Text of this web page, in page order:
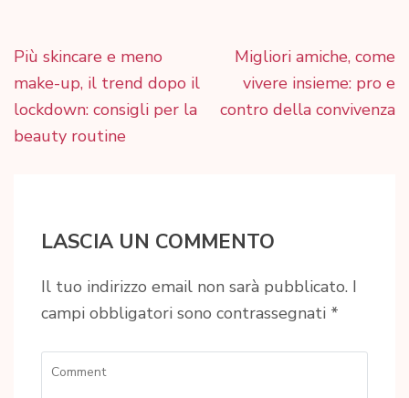
Navigazione
articoli
Più skincare e meno
make-up, il trend dopo il
lockdown: consigli per la
beauty routine
Migliori amiche, come
vivere insieme: pro e
contro della convivenza
LASCIA UN COMMENTO
Il tuo indirizzo email non sarà pubblicato. I
campi obbligatori sono contrassegnati *
Comment